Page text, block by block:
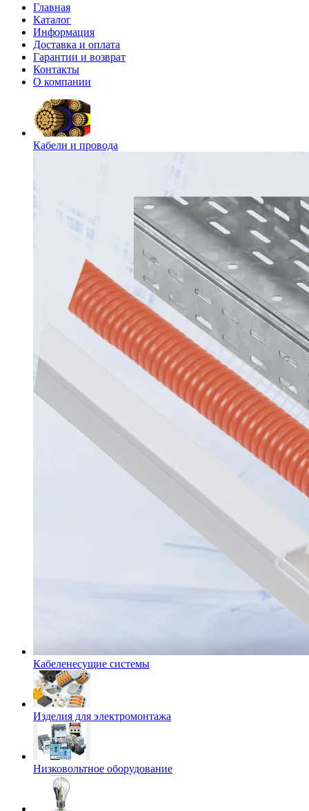
Главная
Каталог
Информация
Доставка и оплата
Гарантии и возврат
Контакты
О компании
Кабели и провода
Кабеленесущие системы
Изделия для электромонтажа
Низковольтное оборудование